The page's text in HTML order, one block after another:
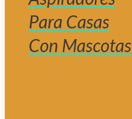
Para Casas
Con Mascotas